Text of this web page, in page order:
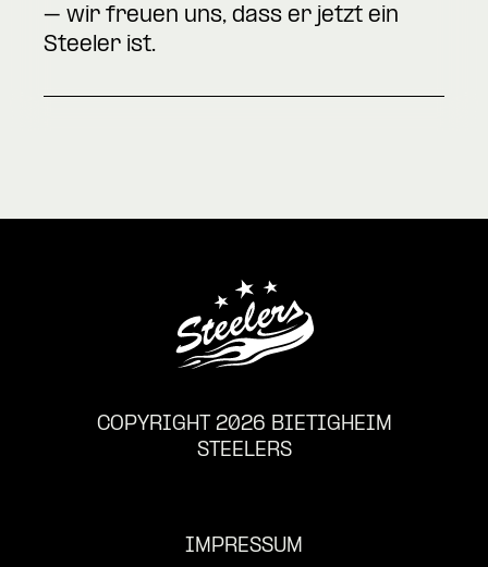
– wir freuen uns, dass er jetzt ein
Steeler ist.
COPYRIGHT 2026 BIETIGHEIM
STEELERS
IMPRESSUM